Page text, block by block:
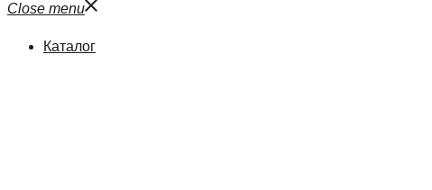
Close menu
Каталог